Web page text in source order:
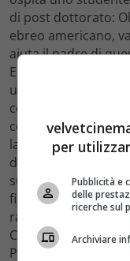
di post dottorato:
ebreo americano,
aiuta il padre di
Elio è un ragazzo
uno spiccato
con Oliver, la cui
contrasta con la
lasciato al ragazzo
durata del suo
sua estate tra i libri,
fidanzatina Marzia,
ragazze del luogo,
Cosa penserà Luca
Probabilmente, il
per
Pubblicità e
delle
ricerche sul
Archiviare